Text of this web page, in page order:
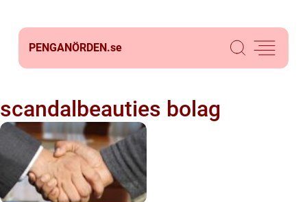
PENGANÖRDEN.se
scandalbeauties bolag